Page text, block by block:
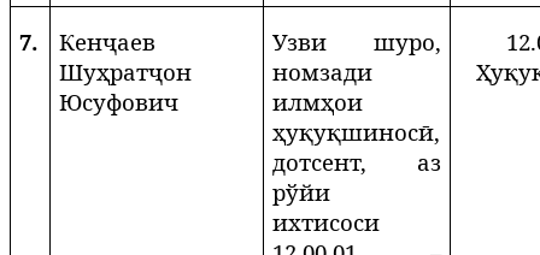
7.
Кенҷаев
Шуҳратҷон
Юсуфович
Узви шуро,
номзади
илмҳои
ҳуқуқшиносӣ,
дотсент, аз
рўйи
ихтисоси